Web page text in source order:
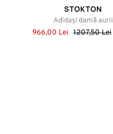
STOKTON
Adidași damă aurii
966,00 Lei 1207,50 Lei